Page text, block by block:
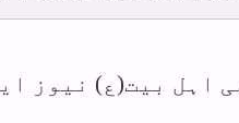
اہل بیت(ع) نیوز